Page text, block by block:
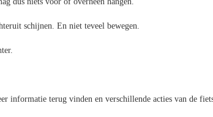
schijnen. En niet teveel bewegen.
informatie terug vinden en verschillende acties van de